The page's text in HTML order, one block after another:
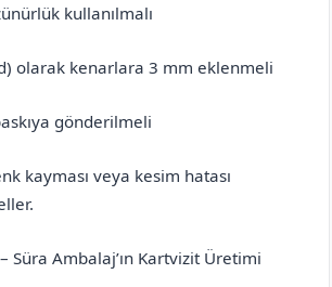
kullanılmalı
olarak kenarlara 3 mm eklenmeli
gönderilmeli
kayması veya kesim hatası
Süra Ambalaj’ın Kartvizit Üretimi